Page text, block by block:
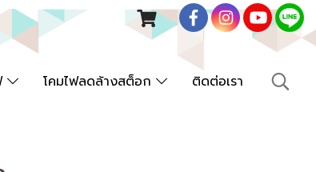
โคมไฟลดล้างสต็อก ติดต่อเรา